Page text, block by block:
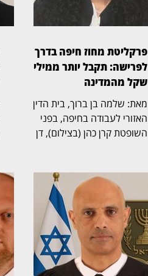
פרקליטת מחוז חיפה בדרך
לפרישה: תקבל יותר ממיליון
שקל מהמדינה
מאת: שלמה בן ברוך, בית הדין
האזורי לעבודה בחיפה, בפני
השופטת קרן כהן (בצילום), דן
התפקידים הבכירים בפרקליטות
המדינה, ובמחלוקת על תנאי
הפרישה, השכר והזכויות
הפנסיוניות עם סיום כהונתה.
ההליך הסתיים בהסכמות בין
הצדדים, שקיבלו תוקף של
החלטה. איילה פיילס־שרון,